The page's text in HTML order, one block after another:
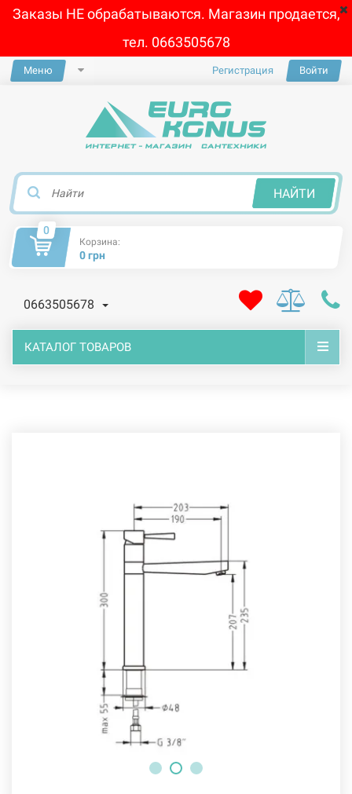
Заказы НЕ обрабатываются. Магазин продается,
тел. 0663505678
Меню Регистрация Войти
НАЙТИ
0
Корзина:
0 грн
0663505678
КАТАЛОГ ТОВАРОВ